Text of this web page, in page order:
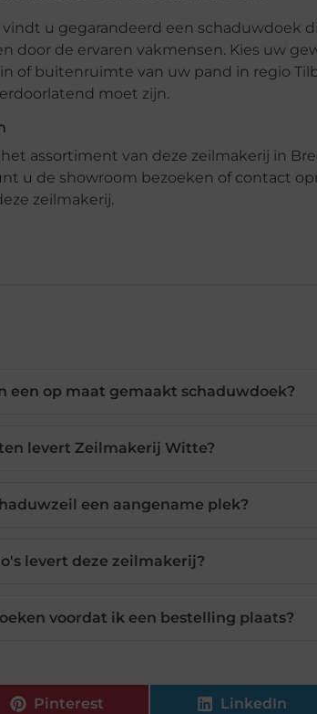
vindt u gegarandeerd een schaduwdoek
door de ervaren vakmensen. Kies uw
of buitenruimte van uw pand in regio
moet zijn.
assortiment van deze zeilmakerij in
u de showroom bezoeken of contact
zeilmakerij.
een op maat gemaakt schaduwdoek?
levert Zeilmakerij Witte?
een aangename plek?
levert deze zeilmakerij?
voordat ik een bestelling plaats?
Pinterest LinkedIn